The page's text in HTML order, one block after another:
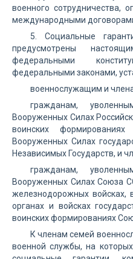
военного сотрудничества,
международными
5. Социальные
предусмотрены
федеральными
федеральными законами,
военнослужащим и
гражданам,
Вооруженных Силах
воинских
Вооруженных Силах
Независимых Государств, и
гражданам,
Вооруженных Силах Союза
железнодорожных войсках,
органах и войсках
воинских формированиях
К членам семей
военной службы, на